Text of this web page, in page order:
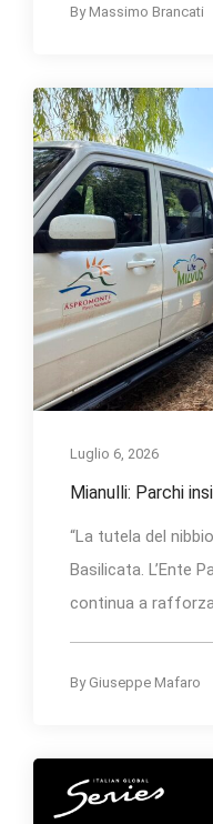
By Massimo Brancati
Luglio 6, 2026
Mianulli: Parchi
“La tutela del
Basilicata. L’Ente
continua a
By Giuseppe Mafaro